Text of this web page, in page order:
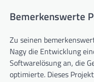
Bemerkenswerte
Zu seinen
Nagy die Entwicklung
Softwarelösung an, die
optimierte. Dieses